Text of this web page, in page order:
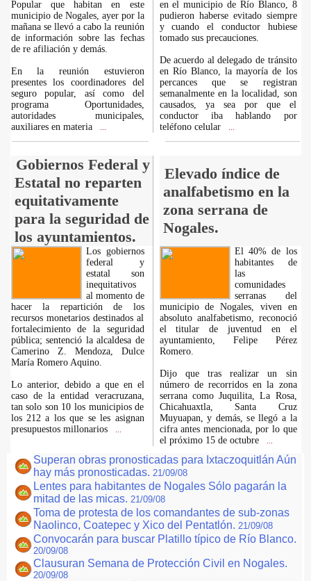
Popular que habitan en este
municipio de Nogales, ayer por la
mañana se llevó a cabo la reunión
de información sobre las fechas
de re afiliación y demás.
En la reunión estuvieron
presentes los coordinadores del
seguro popular, así como del
programa Oportunidades,
autoridades municipales,
auxiliares en materia
en el municipio de Río Blanco, 8
pudieron haberse evitado siempre
y cuando el conductor hubiese
tomado sus precauciones.
De acuerdo al delegado de tránsito
en Río Blanco, la mayoría de los
percances que se registran
semanalmente en la localidad, son
causados, ya sea por que el
conductor iba hablando por
teléfono celular
Gobiernos Federal y
Estatal no reparten
equitativamente
para la seguridad de
los ayuntamientos.
Elevado índice de
analfabetismo en la
zona serrana de
Nogales.
Los gobiernos
federal y
estatal son
inequitativos
al momento de
hacer la repartición de los
recursos monetarios destinados al
fortalecimiento de la seguridad
pública; sentenció la alcaldesa de
Camerino Z. Mendoza, Dulce
María Romero Aquino.
Lo anterior, debido a que en el
caso de la entidad veracruzana,
tan solo son 10 los municipios de
los 212 a los que se les asignan
presupuestos millonarios
El 40% de los
habitantes de
las
comunidades
serranas del
municipio de Nogales, viven en
absoluto analfabetismo, reconoció
el titular de juventud en el
ayuntamiento, Felipe Pérez
Romero.
Dijo que tras realizar un sin
número de recorridos en la zona
serrana como Juquilita, La Rosa,
Chicahuaxtla, Santa Cruz
Muyuapan, y demás, se llegó a la
cifra antes mencionada, por lo que
el próximo 15 de octubre
Superan obras pronosticadas para Ixtaczoquitlán Aún
hay más pronosticadas. 21/09/08
Lentes para habitantes de Nogales Sólo pagarán la
mitad de las micas. 21/09/08
Toma de protesta de los comandantes de sub-zonas
Naolinco, Coatepec y Xico del Pentatlón. 21/09/08
Convocarán para buscar Platillo típico de Río Blanco.
20/09/08
Clausuran Semana de Protección Civil en Nogales.
20/09/08